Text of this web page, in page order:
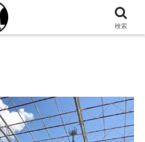
ィシャルサイト
検索